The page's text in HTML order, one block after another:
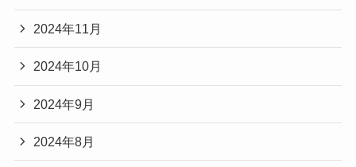
2024年11月
2024年10月
2024年9月
2024年8月